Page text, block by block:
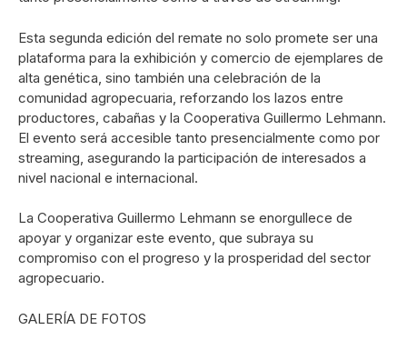
Esta segunda edición del remate no solo promete ser una
plataforma para la exhibición y comercio de ejemplares de
alta genética, sino también una celebración de la
comunidad agropecuaria, reforzando los lazos entre
productores, cabañas y la Cooperativa Guillermo Lehmann.
El evento será accesible tanto presencialmente como por
streaming, asegurando la participación de interesados a
nivel nacional e internacional.
La Cooperativa Guillermo Lehmann se enorgullece de
apoyar y organizar este evento, que subraya su
compromiso con el progreso y la prosperidad del sector
agropecuario.
GALERÍA DE FOTOS